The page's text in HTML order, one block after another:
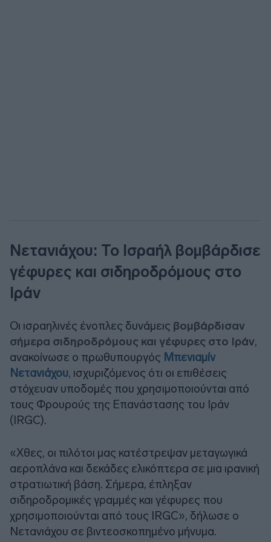
Νετανιάχου: Το Ισραήλ βομβάρδισε
γέφυρες και σιδηροδρόμους στο
Ιράν
Οι ισραηλινές ένοπλες δυνάμεις βομβάρδισαν
σήμερα σιδηροδρόμους και γέφυρες στο Ιράν,
ανακοίνωσε ο πρωθυπουργός Μπενιαμίν
Νετανιάχου, ισχυριζόμενος ότι οι επιθέσεις
στόχευαν υποδομές που χρησιμοποιούνται από
τους Φρουρούς της Επανάστασης του Ιράν
(IRGC).
«Χθες, οι πιλότοι μας κατέστρεψαν μεταγωγικά
αεροπλάνα και δεκάδες ελικόπτερα σε μια ιρανική
στρατιωτική βάση. Σήμερα, έπληξαν
σιδηροδρομικές γραμμές και γέφυρες που
χρησιμοποιούνται από τους IRGC», δήλωσε ο
Νετανιάχου σε βιντεοσκοπημένο μήνυμα.